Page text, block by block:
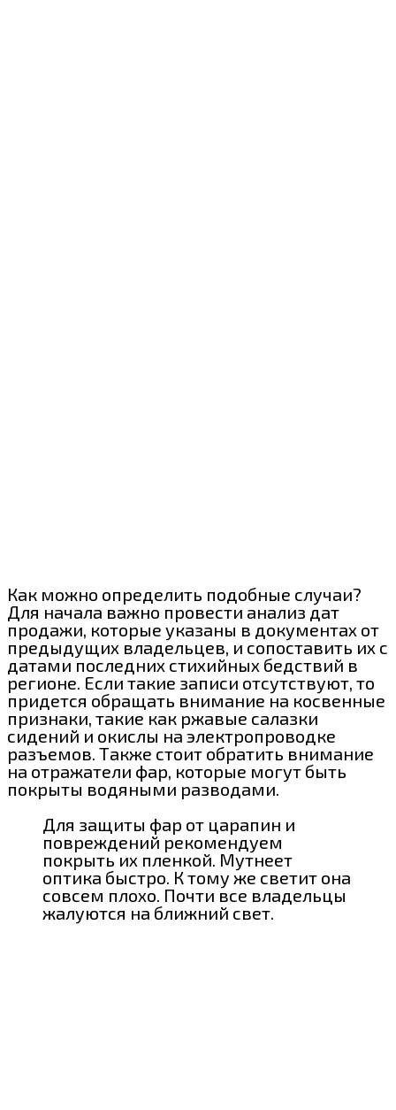
Как можно определить подобные случаи?
Для начала важно провести анализ дат
продажи, которые указаны в документах от
предыдущих владельцев, и сопоставить их с
датами последних стихийных бедствий в
регионе. Если такие записи отсутствуют, то
придется обращать внимание на косвенные
признаки, такие как ржавые салазки
сидений и окислы на электропроводке
разъемов. Также стоит обратить внимание
на отражатели фар, которые могут быть
покрыты водяными разводами.
Для защиты фар от царапин и
повреждений рекомендуем
покрыть их пленкой. Мутнеет
оптика быстро. К тому же светит она
совсем плохо. Почти все владельцы
жалуются на ближний свет.